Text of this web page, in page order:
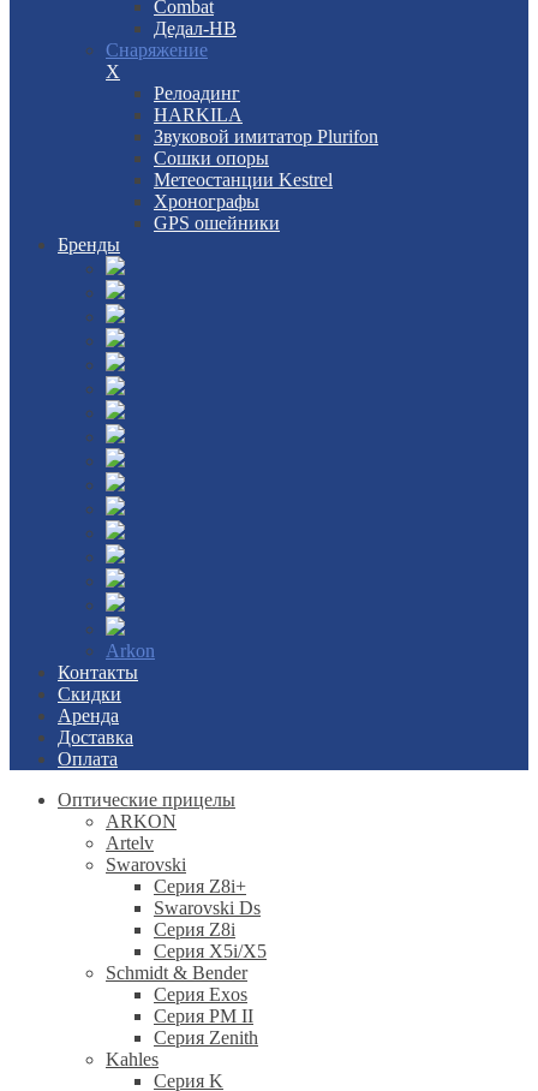
Combat
Дедал-НВ
Снаряжение
X
Релоадинг
HARKILA
Звуковой имитатор Plurifon
Сошки опоры
Метеостанции Kestrel
Хронографы
GPS ошейники
Бренды
Arkon
Контакты
Скидки
Аренда
Доставка
Оплата
Оптические прицелы
ARKON
Artelv
Swarovski
Серия Z8i+
Swarovski Ds
Серия Z8i
Серия X5i/X5
Schmidt & Bender
Серия Exos
Серия PM II
Cерия Zenith
Kahles
Серия K